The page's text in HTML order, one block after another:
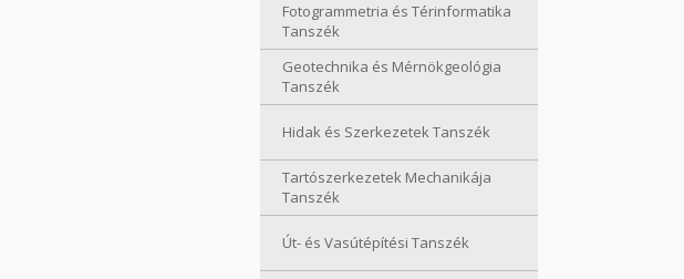
Fotogrammetria és Térinformatika
Tanszék
Geotechnika és Mérnökgeológia
Tanszék
Hidak és Szerkezetek Tanszék
Tartószerkezetek Mechanikája
Tanszék
Út- és Vasútépítési Tanszék